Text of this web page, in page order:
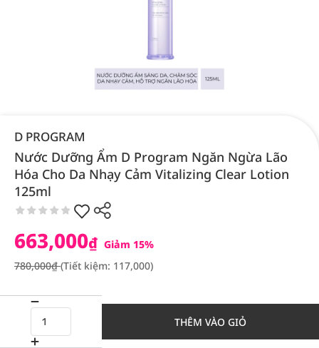
D PROGRAM
Nước Dưỡng Ẩm D Program Ngăn Ngừa Lão
Hóa Cho Da Nhạy Cảm Vitalizing Clear Lotion
125ml
663,000₫ Giảm 15%
780,000₫(Tiết kiệm: 117,000)
THÊM VÀO GIỎ